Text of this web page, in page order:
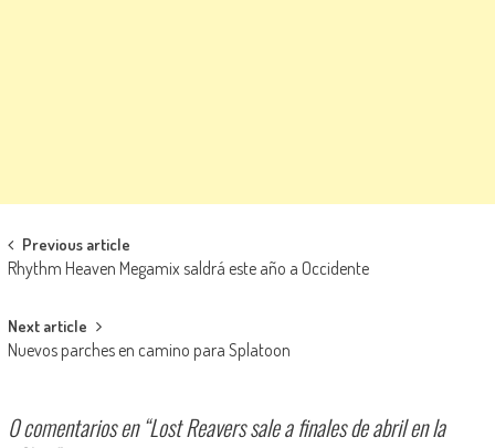
Navegación de entradas
Previous article
Rhythm Heaven Megamix saldrá este año a Occidente
Next article
Nuevos parches en camino para Splatoon
0 comentarios en “Lost Reavers sale a finales de abril en la